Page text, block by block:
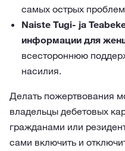
самых острых
Naiste Tugi- ja
информации для
всестороннюю
насилия.
Делать пожертвования
владельцы дебетовых
гражданами или
сами включить и